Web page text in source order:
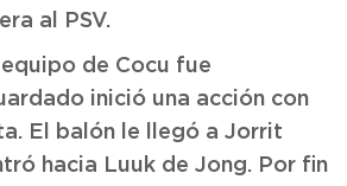
al PSV.
de Cocu fue
inició una acción con
El balón le llegó a Jorrit
hacia Luuk de Jong. Por fin